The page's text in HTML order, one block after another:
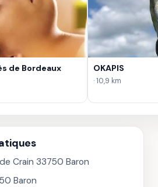
de Bordeaux OKAPIS
· 10,9 km
Crain 33750 Baron
Baron